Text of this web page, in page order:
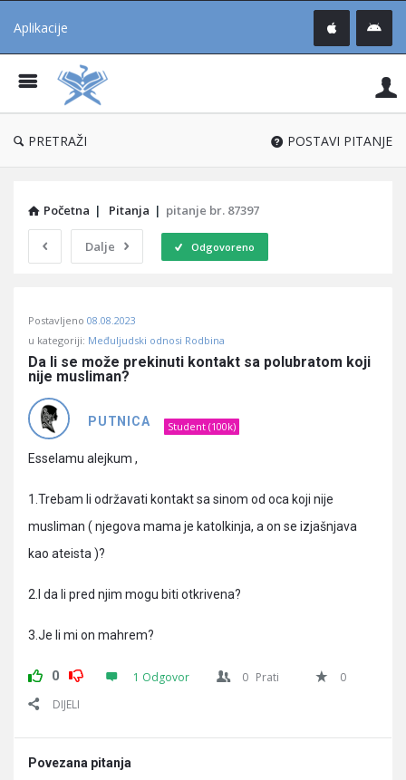
Aplikacije
®
PRETRAŽI POSTAVI PITANJE
Početna | Pitanja | pitanje br. 87397
Dalje Odgovoreno
Učene
Latest
Pitanja
Postavljeno 08.08.2023
u kategoriji: Međuljudski odnosi Rodbina
Da li se može prekinuti kontakt sa polubratom koji
nije musliman?
PUTNICA Student (100k)
Esselamu alejkum ,
1.Trebam li održavati kontakt sa sinom od oca koji nije
musliman ( njegova mama je katolkinja, a on se izjašnjava
kao ateista )?
2.I da li pred njim mogu biti otkrivena?
3.Je li mi on mahrem?
0 1 Odgovor 0 Prati
0
DIJELI
Povezana pitanja